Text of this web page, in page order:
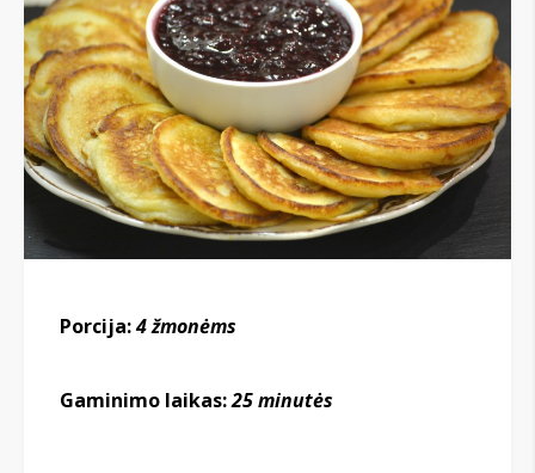
Porcija:4 žmonėms
Gaminimo laikas:25 minutės